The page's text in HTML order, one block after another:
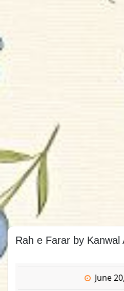
Rah e Farar by Kanwal
June